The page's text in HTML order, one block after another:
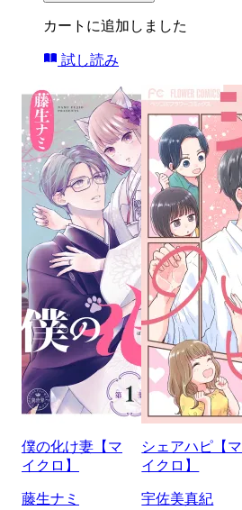
カートに追加しました
試し読み
僕の化け妻【マ
イクロ】
藤生ナミ
シェアハピ【マ
イクロ】
宇佐美真紀